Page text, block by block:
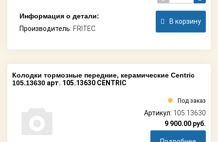
Колодки тормозные передние, керамические Centric
105.13630 арт. 105.13630 CENTRIC
Под заказ
Артикул: 105.13630
9 900.00 руб.
Информация о детали:
Производитель: FRITEC
В корзину